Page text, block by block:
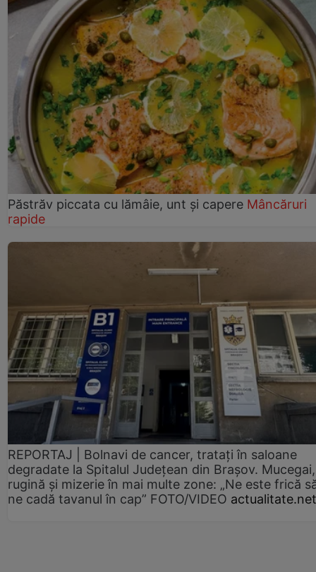
Păstrăv piccata cu lămâie, unt și capere Mâncăruri
rapide
REPORTAJ | Bolnavi de cancer, tratați în saloane
degradate la Spitalul Județean din Brașov. Mucegai,
rugină și mizerie în mai multe zone: „Ne este frică
ne cadă tavanul în cap” FOTO/VIDEO actualitate.net